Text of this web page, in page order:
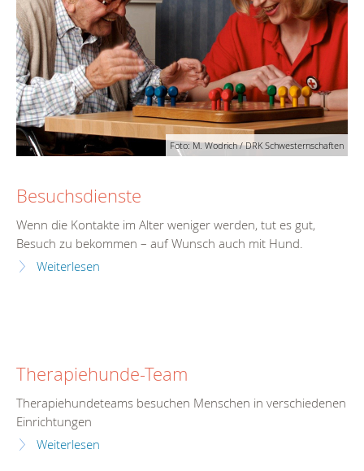
Foto: M. Wodrich / DRK Schwesternschaften
Besuchsdienste
Wenn die Kontakte im Alter weniger werden, tut es gut,
Besuch zu bekommen – auf Wunsch auch mit Hund.
Weiterlesen
Therapiehunde-Team
Therapiehundeteams besuchen Menschen in verschiedenen
Einrichtungen
Weiterlesen